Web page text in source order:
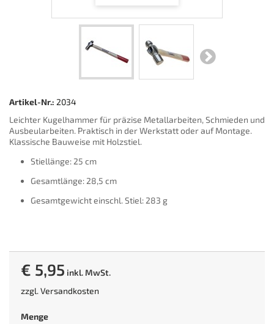
Artikel-Nr.: 2034
Leichter Kugelhammer für präzise Metallarbeiten, Schmieden und
Ausbeularbeiten. Praktisch in der Werkstatt oder auf Montage.
Klassische Bauweise mit Holzstiel.
Stiellänge: 25 cm
Gesamtlänge: 28,5 cm
Gesamtgewicht einschl. Stiel: 283 g
€ 5,95 inkl. MwSt.
zzgl.Versandkosten
Menge